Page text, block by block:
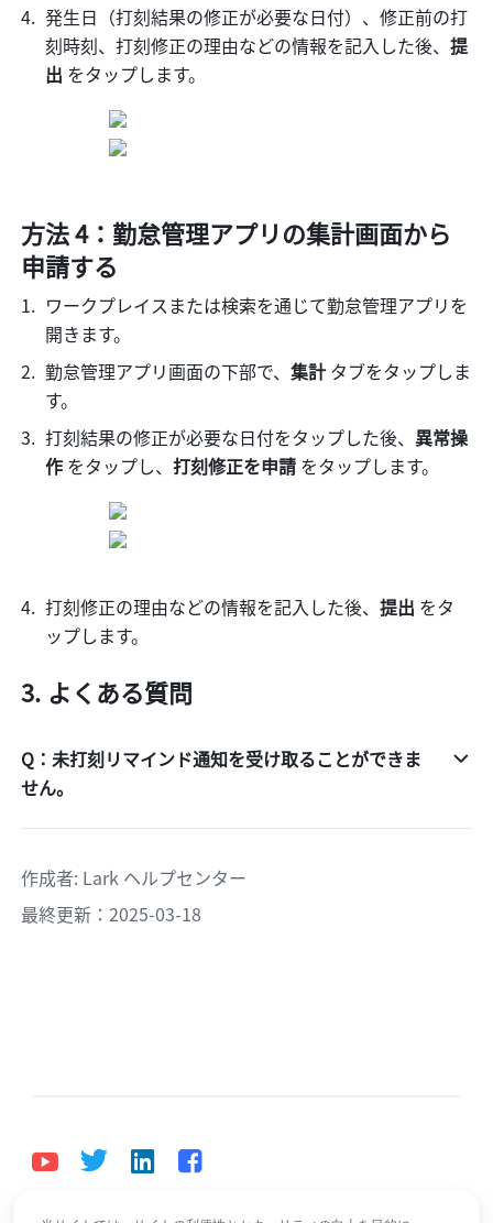
発生日（打刻結果の修正が必要な日付）、修正前の打
刻時刻、打刻修正の理由などの情報を記入した後、提
出 をタップします。
方法 4：勤怠管理アプリの集計画面から
申請する
ワークプレイスまたは検索を通じて勤怠管理アプリを
開きます。
勤怠管理アプリ画面の下部で、集計 タブをタップしま
す。
打刻結果の修正が必要な日付をタップした後、 異常操
作 をタップし、打刻修正を申請 をタップします。
打刻修正の理由などの情報を記入した後、提出 をタ
ップします。
よくある質問
Q：未打刻リマインド通知を受け取ることができま
せん。
作成者: Lark ヘルプセンター
最終更新：2025-03-18